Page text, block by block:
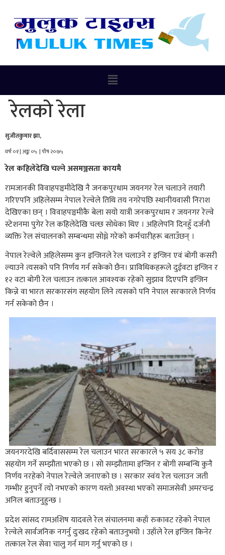
रेलको रेला
सुजीतकुमार झा,
वर्षः ०१ | अङ्कः ०५ | पौष २०७५
रेल कहिलेदेखि चल्ने असमञ्जसता कायमै
रामजानकी विवाहपञ्चमीदेखि नै जनकपुरधाम जयनगर रेल चलाउने तयारी
गरिएपनि अहिलेसम्म नेपाल रेल्वेले तिथि तय नगरेपछि स्थानीयवासी निराश
देखिएका छन् । विवाहपञ्चमीकै बेला सयो यात्री जनकपुरधाम र जयनगर रेल्वे
स्टेशनमा पुगेर रेल कहिलेदेखि चल्छ सोधेका थिए । अहिलेपनि दिनहुँ दर्जनौ
व्यक्ति रेल संचालनको सम्बन्धमा सोध्ने गरेको कर्मचारीहरू बताउँछन् ।
नेपाल रेल्वेले अहिलेसम्म कुन इन्जिनले रेल चलाउने र इन्जिन एवं बोगी कसरी
ल्याउने त्यसको पनि निर्णय गर्न सकेको छैन। प्राविधिकहरूले दुईवटा इन्जिन र
१२ वटा बोगी रेल चलाउन तत्काल आवश्यक रहेको सुझाव दिएपनि इन्जिन
किन्ने वा भारत सरकारसंग सहयोग लिने त्यसको पनि नेपाल सरकारले निर्णय
गर्न सकेको छैन ।
जयनगरदेखि बर्दिवाससम्म रेल चलाउन भारत सरकारले ५ सय ३८ करोड
सहयोग गर्ने सम्झौता भएको छ । सो सम्झौतामा इन्जिन र बोगी सम्बन्धि कुनै
निर्णय नरहेको नेपाल रेल्वेले जनाएको छ । सरकार स्वंय रेल चलाउन जती
गम्भीर हुनुपर्ने त्यो नभएको कारण यस्तो अवस्था भएको समाजसेवी अमरचन्द्र
अनिल बताउनुहुन्छ ।
प्रदेश सांसद रामअशिष यादवले रेल संचालनमा कहाँ रुकावट रहेको नेपाल
रेल्वेले सार्वजनिक नगर्नु दुःखद रहेको बताउनुभयो । उहाँले रेल इन्जिन किनेर
तत्काल रेल सेवा चालु गर्न माग गर्नु भएको छ ।